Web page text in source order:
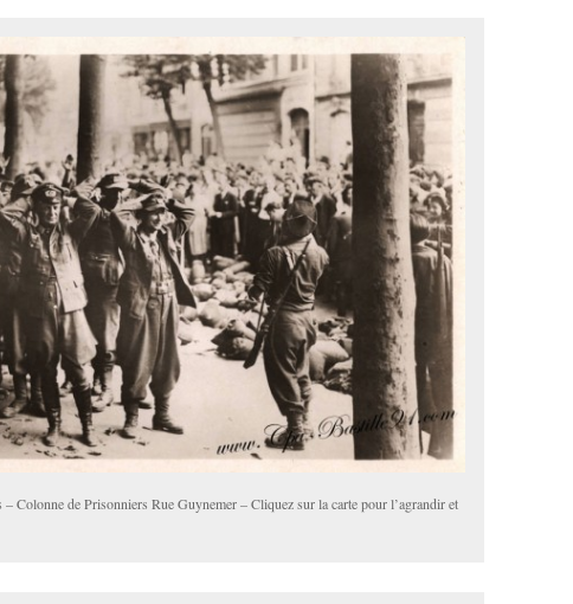
Colonne de Prisonniers Rue Guynemer – Cliquez sur la carte pour l’agrandir et